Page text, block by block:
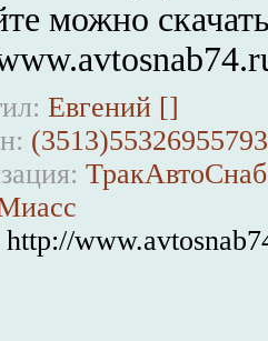
можно
Евгений []
http://